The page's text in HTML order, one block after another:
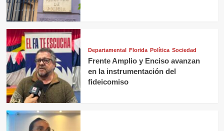
Departamental Florida Política Sociedad
Frente Amplio y Enciso avanzan
en la instrumentación del
fideicomiso